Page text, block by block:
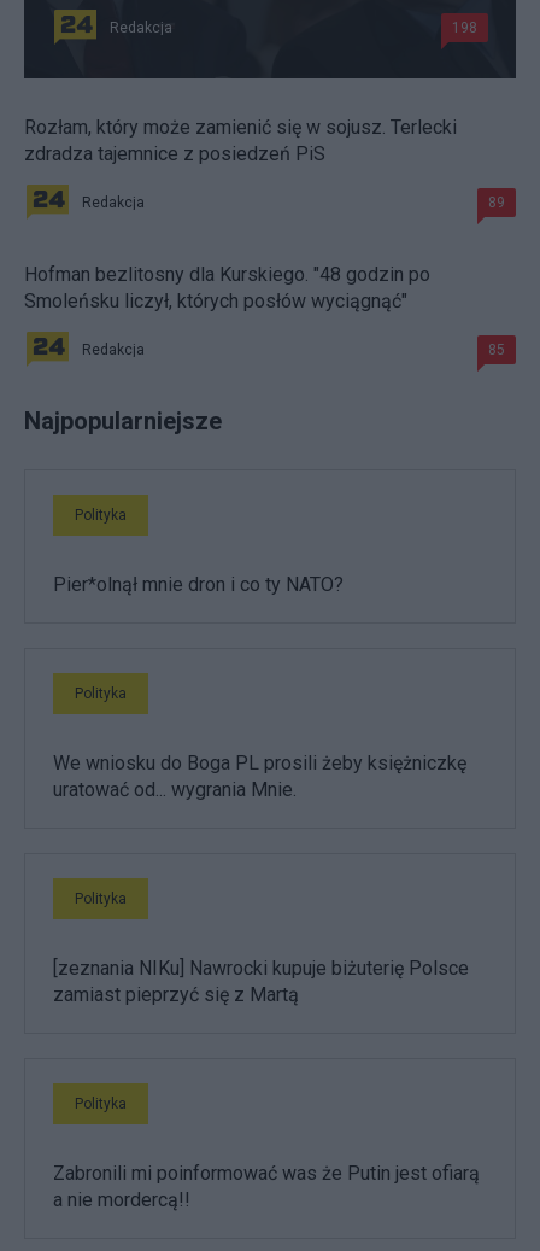
Redakcja 198
Rozłam, który może zamienić się w sojusz. Terlecki
zdradza tajemnice z posiedzeń PiS
Redakcja 89
Hofman bezlitosny dla Kurskiego. "48 godzin po
Smoleńsku liczył, których posłów wyciągnąć"
Redakcja 85
Najpopularniejsze
Polityka
Pier*olnął mnie dron i co ty NATO?
Polityka
We wniosku do Boga PL prosili żeby księżniczkę
uratować od... wygrania Mnie.
Polityka
[zeznania NIKu] Nawrocki kupuje biżuterię Polsce
zamiast pieprzyć się z Martą
Polityka
Zabronili mi poinformować was że Putin jest ofiarą
a nie mordercą!!